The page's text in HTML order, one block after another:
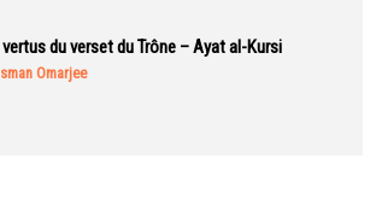
du verset du Trône – Ayat al-Kursi
Omarjee